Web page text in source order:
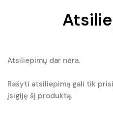
Atsiliepimų dar nėra.
Rašyti atsiliepimą gali tik
įsigiję šį produktą.